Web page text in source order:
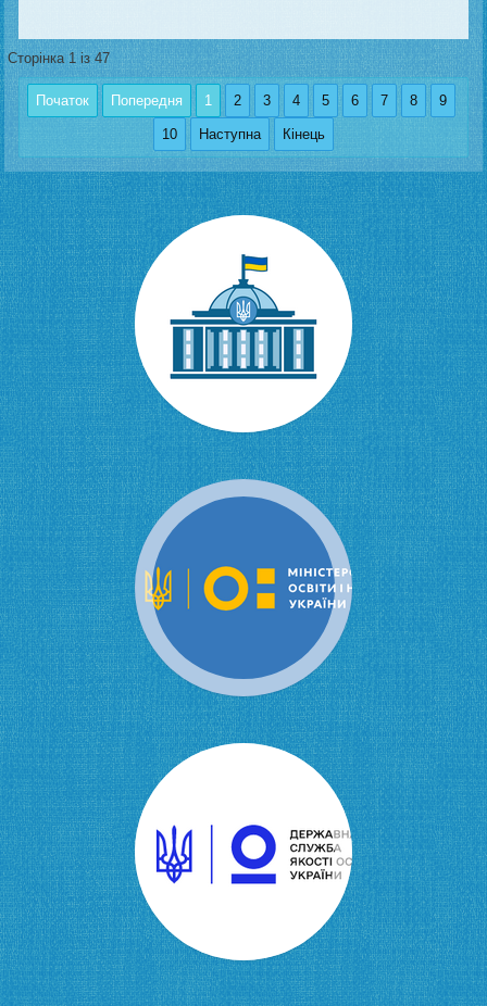
Сторінка 1 із 47
Початок Попередня 1 2 3 4 5 6 7 8 9
10 Наступна Кінець